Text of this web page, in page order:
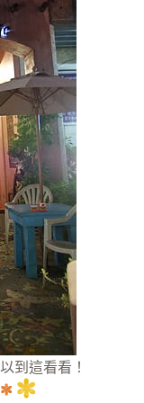
到這看看！